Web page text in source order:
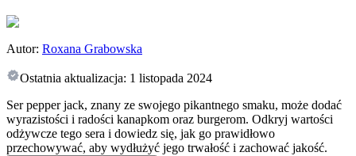
Autor: Roxana Grabowska
Ostatnia aktualizacja: 1 listopada 2024
Ser pepper jack, znany ze swojego pikantnego smaku, może dodać
wyrazistości i radości kanapkom oraz burgerom. Odkryj wartości
odżywcze tego sera i dowiedz się, jak go prawidłowo
przechowywać, aby wydłużyć jego trwałość i zachować jakość.